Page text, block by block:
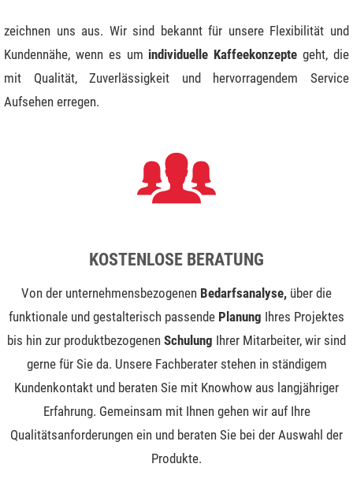
zeichnen uns aus. Wir sind bekannt für unsere Flexibilität und
Kundennähe, wenn es um individuelle Kaffeekonzepte geht, die
mit Qualität, Zuverlässigkeit und hervorragendem Service
Aufsehen erregen.
KOSTENLOSE BERATUNG
Von der unternehmensbezogenen Bedarfsanalyse, über die
funktionale und gestalterisch passende Planung Ihres Projektes
bis hin zur produktbezogenen Schulung Ihrer Mitarbeiter, wir sind
gerne für Sie da. Unsere Fachberater stehen in ständigem
Kundenkontakt und beraten Sie mit Knowhow aus langjähriger
Erfahrung. Gemeinsam mit Ihnen gehen wir auf Ihre
Qualitätsanforderungen ein und beraten Sie bei der Auswahl der
Produkte.